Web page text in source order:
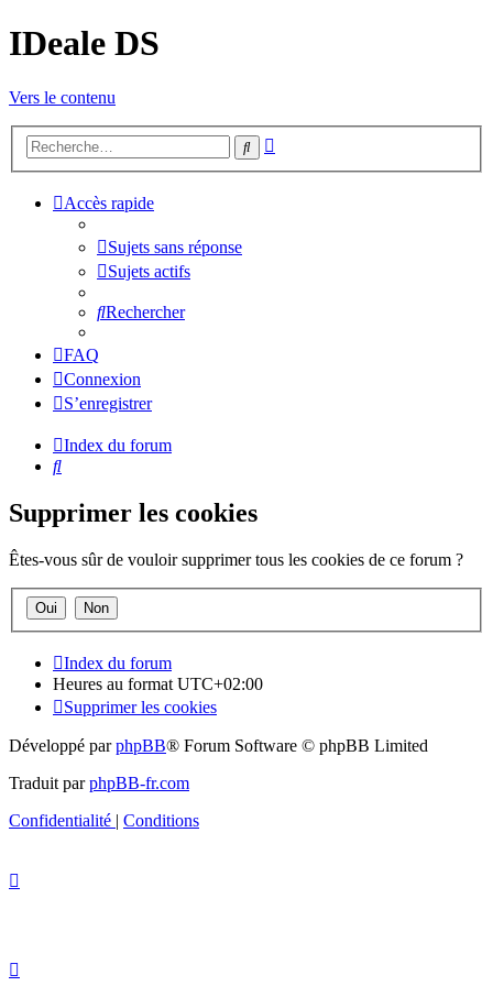
IDeale DS
Vers le contenu
Rechercher
Accès rapide
Sujets sans réponse
Sujets actifs
Rechercher
FAQ
Connexion
S’enregistrer
Index du forum
Rechercher
Supprimer les cookies
Êtes-vous sûr de vouloir supprimer tous les cookies de ce forum ?
Index du forum
Heures au format UTC+02:00
Supprimer les cookies
Développé parphpBB® Forum Software © phpBB Limited
Traduit parphpBB-fr.com
Confidentialité | Conditions